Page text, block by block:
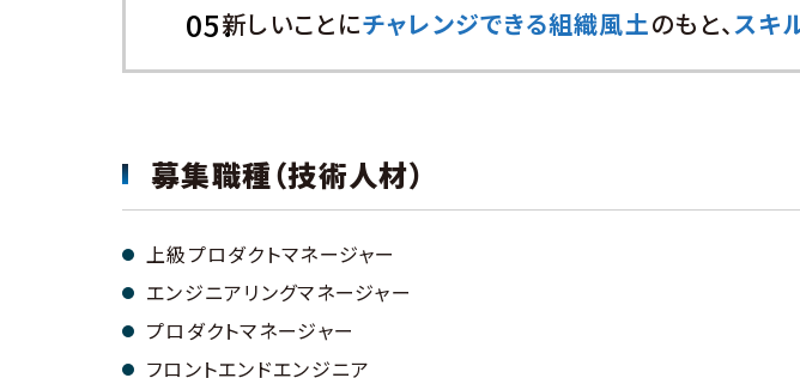
新しいことにチャレンジできる組織風土のもと、スキ
募集職種（技術人材）
上級プロダクトマネージャー
エンジニアリングマネージャー
プロダクトマネージャー
フロントエンドエンジニア